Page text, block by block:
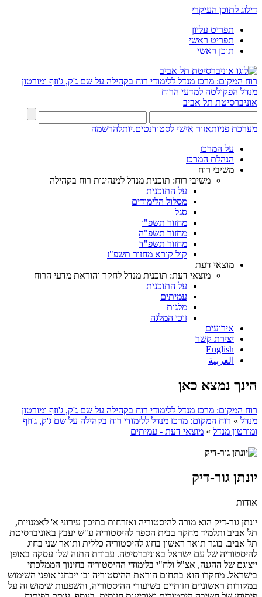
דילוג לתוכן העיקרי
תפריט עליון
תפריט ראשי
תוכן ראשי
רוח המקום: מרכז מנדל ללימודי רוח בקהילה על שם ג'ק, ג'וזף ומורטון
מנדל הפקולטה למדעי הרוח
אוניברסיטת תל אביב
מערכת פניותאזור אישי לסטודנטים.יותלהרשמה
על המרכז
הנהלת המרכז
משיבי רוח
משיבי רוח: תוכנית מנדל למנהיגות רוח בקהילה
על התוכנית
מסלול הלימודים
סגל
מחזור תשפ"ו
מחזור תשפ"ה
מחזור תשפ"ד
קול קורא מחזור תשפ"ז
מוצאי דעת
מוצאי דעת: תוכנית מנדל לחקר והוראת מדעי הרוח
על התוכנית
עמיתים
מלגות
זוכי המלגה
אירועים
יצירת קשר
English
العربية
הינך נמצא כאן
רוח המקום: מרכז מנדל ללימודי רוח בקהילה על שם ג'ק, ג'וזף ומורטון
מנדל » רוח המקום: מרכז מנדל ללימודי רוח בקהילה על שם ג'ק, ג'וזף
ומורטון מנדל » מוצאי דעת - עמיתים
יונתן גור-דיק
אודות
יונתן גור-דיק הוא מורה להיסטוריה ואזרחות בתיכון עירוני א' לאמנויות,
תל אביב ותלמיד מחקר בבית הספר להיסטוריה ע"ש יעבץ באוניברסיטת
תל אביב. בוגר תואר ראשון בחוג להיסטוריה כללית ותואר שני בחוג
להיסטוריה של עם ישראל באוניברסיטה. עבודת התזה שלו עסקה באופן
ייצוגם של ההגנה, אצ"ל ולח"י בלימודי ההיסטוריה בחינוך הממלכתי
בישראל. מחקרו הוא בתחום הוראת ההיסטוריה ובו ייבחנו אופני השימוש
במקורות ראשוניים חזותיים בשיעורי ההיסטוריה, והשפעות שימוש זה על